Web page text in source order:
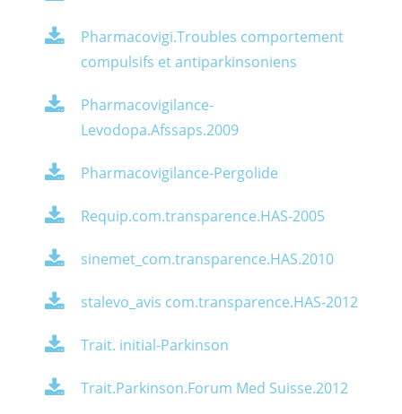
Pharmacovigi.Troubles comportement
compulsifs et antiparkinsoniens
Pharmacovigilance-
Levodopa.Afssaps.2009
Pharmacovigilance-Pergolide
Requip.com.transparence.HAS-2005
sinemet_com.transparence.HAS.2010
stalevo_avis com.transparence.HAS-2012
Trait. initial-Parkinson
Trait.Parkinson.Forum Med Suisse.2012